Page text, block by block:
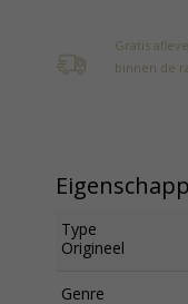
Gratis
binnen de
Type
Origineel
Genre